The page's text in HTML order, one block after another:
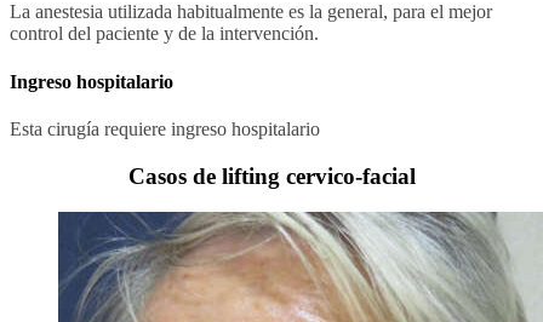
La anestesia utilizada habitualmente es la general, para el mejor
control del paciente y de la intervención.
Ingreso hospitalario
Esta cirugía requiere ingreso hospitalario
Casos de lifting cervico-facial